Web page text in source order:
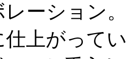
レーション
上がって